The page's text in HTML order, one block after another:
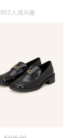
852人感兴趣